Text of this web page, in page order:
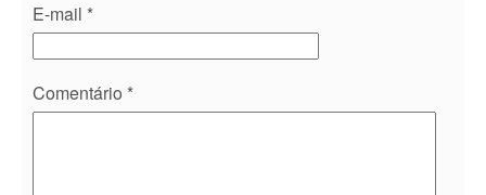
E-mail *
Comentário *